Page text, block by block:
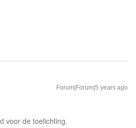
Forum|Forum|5 years ago
voor de toelichting.